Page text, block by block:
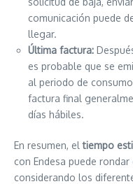
comunicación puede
llegar.
Última factura:
es probable que se
al periodo de
factura final
días hábiles.
En resumen, eltiempo
con Endesa puede
considerando los